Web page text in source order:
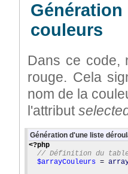
couleurs
Dans ce code,
rouge. Cela
nom de la
l'attribut
Génération d'une liste
<?php
// Définition du
$arrayCouleurs =